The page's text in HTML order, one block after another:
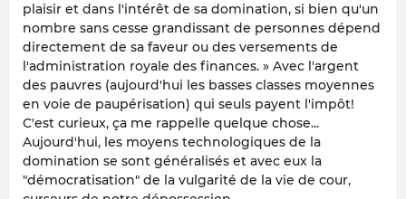
plaisir et dans l'intérêt de sa domination, si bien qu'un
nombre sans cesse grandissant de personnes dépend
directement de sa faveur ou des versements de
l'administration royale des finances. » Avec l'argent
des pauvres (aujourd'hui les basses classes moyennes
en voie de paupérisation) qui seuls payent l'impôt!
C'est curieux, ça me rappelle quelque chose...
Aujourd'hui, les moyens technologiques de la
domination se sont généralisés et avec eux la
"démocratisation" de la vulgarité de la vie de cour,